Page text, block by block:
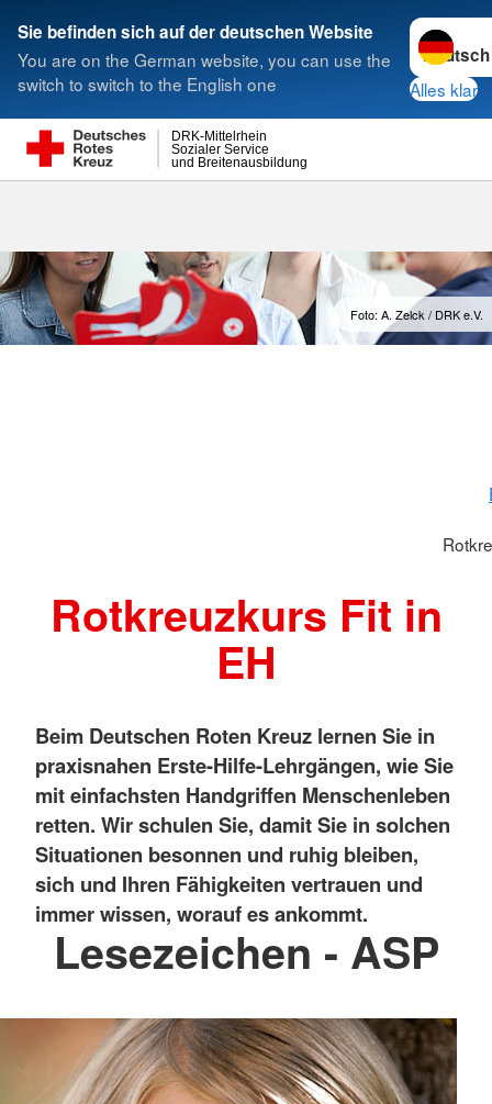
Sie befinden sich auf der deutschen Website
You are on the German website, you can use the
switch to switch to the English one
Sprache
Alles klar
und Breitenausbildung
Sozialer Service
DRK-Mittelrhein
Suche
Foto: A. Zelck / DRK e.V.
Rotkreuzkurs Fit in
EH
Beim Deutschen Roten Kreuz lernen Sie in
praxisnahen Erste-Hilfe-Lehrgängen, wie Sie
mit einfachsten Handgriffen Menschenleben
retten. Wir schulen Sie, damit Sie in solchen
Situationen besonnen und ruhig bleiben,
sich und Ihren Fähigkeiten vertrauen und
immer wissen, worauf es ankommt.
Lesezeichen - ASP